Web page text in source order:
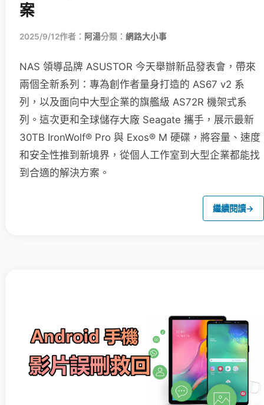
案
2025/9/12作者： 阿湯分類： 網路大小事
NAS 領導品牌 ASUSTOR 今天舉辦新品發表會，帶來
兩個全新系列：專為創作者量身打造的 AS67 v2 系
列，以及面向中大型企業的旗艦級 AS72R 機架式系
列。這次更和全球儲存大廠 Seagate 攜手，展示最新
30TB IronWolf® Pro 與 Exos® M 硬碟，將容量、速度
和安全性推到新境界，從個人工作室到大型企業都能找
到合適的解決方案。
繼續閱讀→